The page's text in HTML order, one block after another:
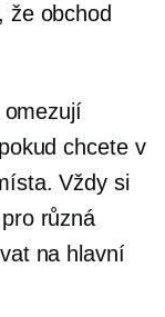
že obchod
omezují
chcete v
Vždy si
různá
na hlavní